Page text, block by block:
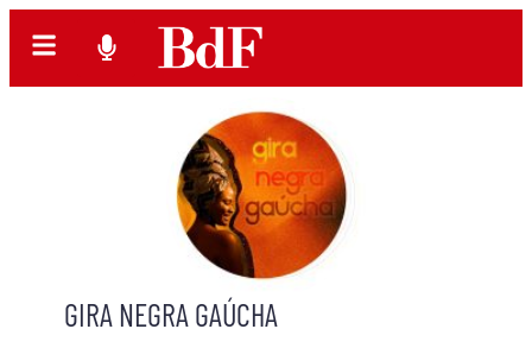
GIRA NEGRA GAÚCHA